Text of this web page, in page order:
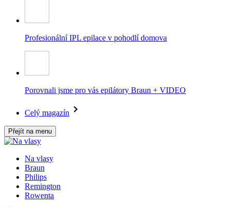
Profesionální IPL epilace v pohodlí domova
Porovnali jsme pro vás epilátory Braun + VIDEO
Celý magazín
Přejít na menu
Na vlasy
Braun
Philips
Remington
Rowenta